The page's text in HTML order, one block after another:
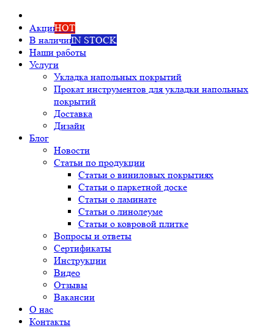
АкцииHOT
В наличииIN STOCK
Наши работы
Услуги
Укладка напольных покрытий
Прокат инструментов для укладки напольных
покрытий
Доставка
Дизайн
Блог
Новости
Статьи по продукции
Статьи о виниловых покрытиях
Статьи о паркетной доске
Статьи о ламинате
Статьи о линолеуме
Статьи о ковровой плитке
Вопросы и ответы
Сертификаты
Инструкции
Видео
Отзывы
Вакансии
О нас
Контакты